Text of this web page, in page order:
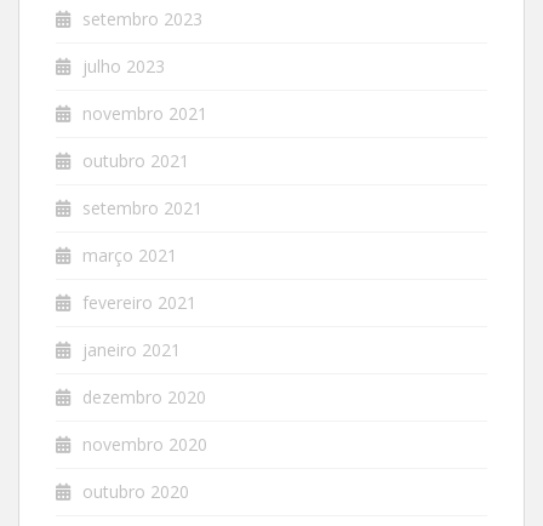
setembro 2023
julho 2023
novembro 2021
outubro 2021
setembro 2021
março 2021
fevereiro 2021
janeiro 2021
dezembro 2020
novembro 2020
outubro 2020